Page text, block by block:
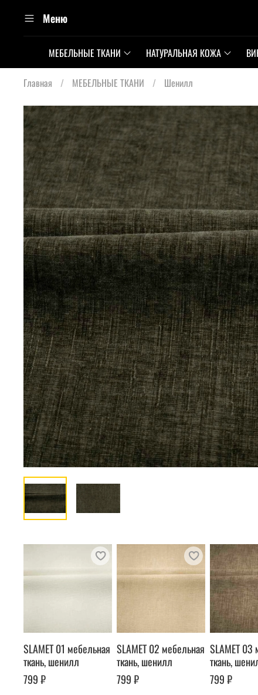
Меню
МЕБЕЛЬНЫЕ ТКАНИ НАТУРАЛЬНАЯ КОЖА
Главная МЕБЕЛЬНЫЕ ТКАНИ Шенилл
SLAMET 01 мебельная
ткань, шенилл
799 ₽
SLAMET 02 мебельная
ткань, шенилл
799 ₽
SLAMET 03
ткань,
799 ₽